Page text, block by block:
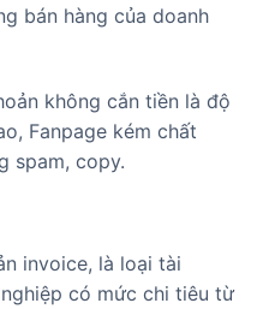
bán hàng của doanh
không cắn tiền là độ
Fanpage kém chất
spam, copy.
invoice, là loại tài
có mức chi tiêu từ